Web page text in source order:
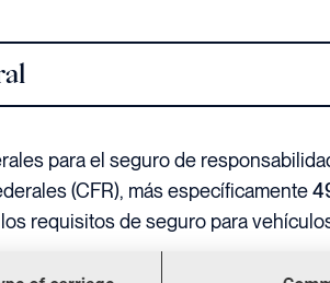
para el seguro de
(CFR), más específicamente
requisitos de seguro para